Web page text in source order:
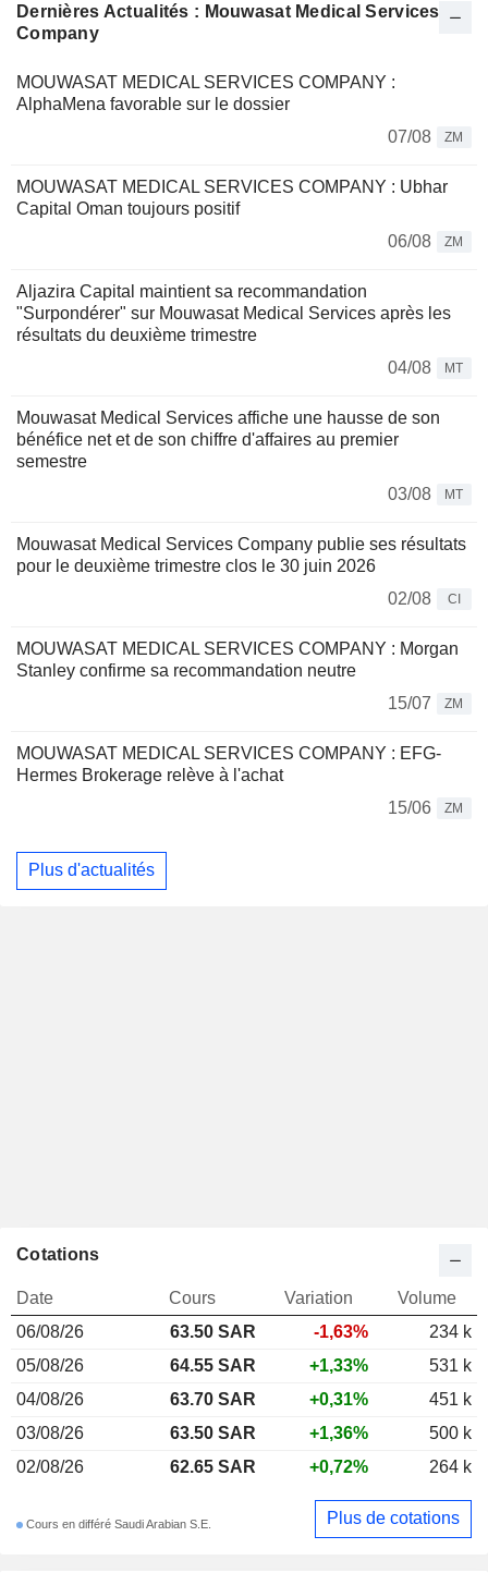
Dernières Actualités : Mouwasat Medical Services
Company
MOUWASAT MEDICAL SERVICES COMPANY :
AlphaMena favorable sur le dossier
07/08
ZM
MOUWASAT MEDICAL SERVICES COMPANY : Ubhar
Capital Oman toujours positif
06/08
ZM
Aljazira Capital maintient sa recommandation
"Surpondérer" sur Mouwasat Medical Services après les
résultats du deuxième trimestre
04/08
MT
Mouwasat Medical Services affiche une hausse de son
bénéfice net et de son chiffre d'affaires au premier
semestre
03/08
MT
Mouwasat Medical Services Company publie ses résultats
pour le deuxième trimestre clos le 30 juin 2026
02/08
CI
MOUWASAT MEDICAL SERVICES COMPANY : Morgan
Stanley confirme sa recommandation neutre
15/07
ZM
MOUWASAT MEDICAL SERVICES COMPANY : EFG-
Hermes Brokerage relève à l'achat
15/06
ZM
Plus d'actualités
Cotations
Date Cours Variation
Volume
06/08/26
63.50 SAR -1,63%
234 k
05/08/26
64.55 SAR +1,33%
531 k
04/08/26
63.70 SAR +0,31%
451 k
03/08/26
63.50 SAR +1,36%
500 k
02/08/26
62.65 SAR +0,72% 264 k
Cours en différé Saudi Arabian S.E. Plus de cotations